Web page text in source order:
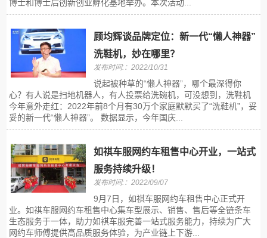
博士和博士后创新创业孵化基地举办。本次活动...
顾均辉谈品牌定位：新一代“懒人神器”
洗鞋机，妙在哪里？
发布时间:：2022/10/31
说起被种草的“懒人神器”，哪个最深得你
心？有人说是扫地机器人，有人投票给洗碗机，可没想到，洗鞋机
今年意外走红：2022年前8个月有30万个家庭默默买了“洗鞋机”，妥
妥的新一代“懒人神器”。 数据显示，今年国庆...
如祺车服网约车租售中心开业，一站式
服务持续升级！
发布时间:：2022/09/07
9月7日，如祺车服网约车租售中心正式开
业。如祺车服网约车租售中心集车型展示、销售、售后等全链条车
生态服务于一体，助力如祺车服完善一站式服务能力，持续为广大
网约车师傅提供高品质服务体验，为产业链上下游...